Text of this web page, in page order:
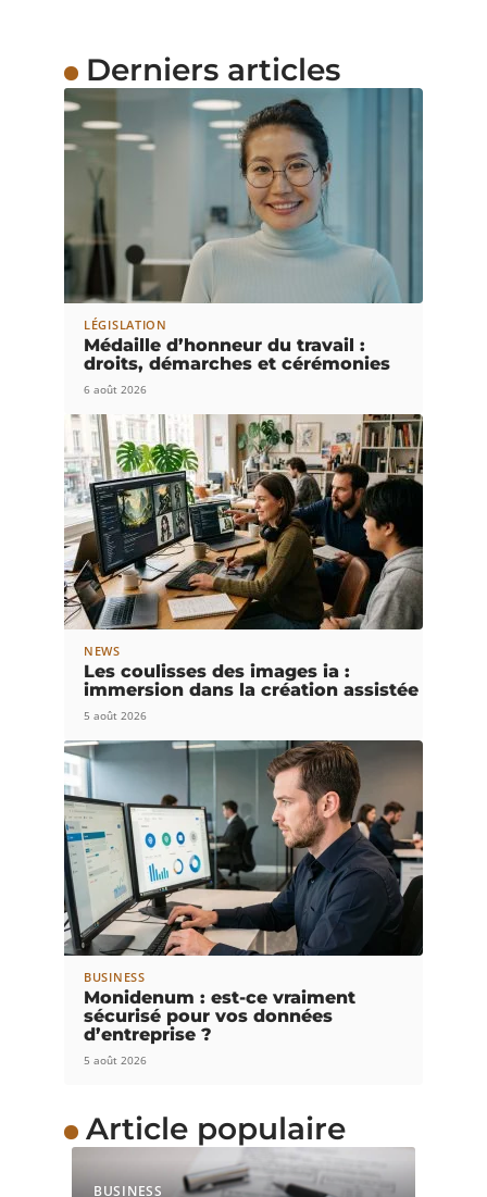
Derniers articles
LÉGISLATION
Médaille d’honneur du travail :
droits, démarches et cérémonies
6 août 2026
NEWS
Les coulisses des images ia :
immersion dans la création assistée
5 août 2026
BUSINESS
Monidenum : est-ce vraiment
sécurisé pour vos données
d’entreprise ?
5 août 2026
Article populaire
BUSINESS